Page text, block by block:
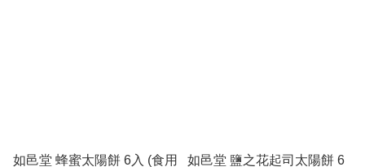
如邑堂 蜂蜜太陽餅 6入 (食用
如邑堂 鹽之花起司太陽餅 6